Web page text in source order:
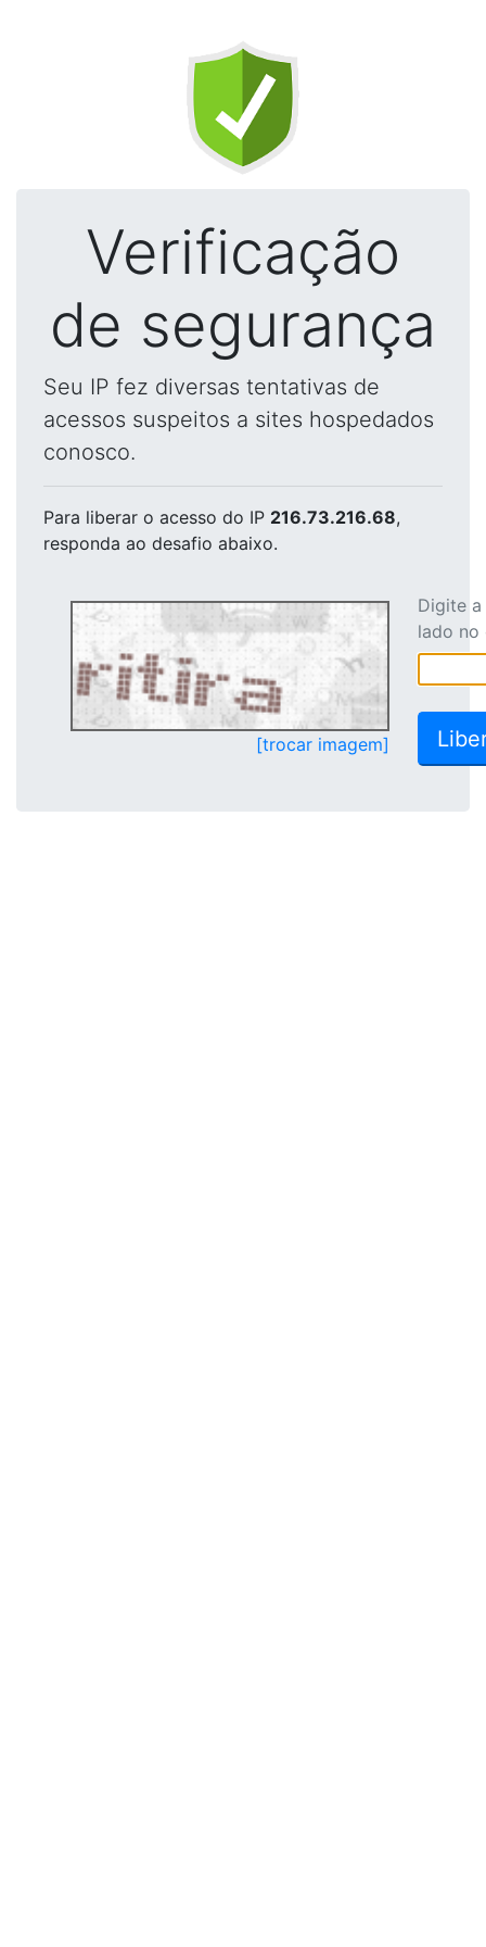
Verificação
de segurança
Seu IP fez diversas tentativas de
acessos suspeitos a sites hospedados
conosco.
Para liberar o acesso do IP 216.73.216.68,
responda ao desafio abaixo.
[trocar imagem]
Digite
lado no